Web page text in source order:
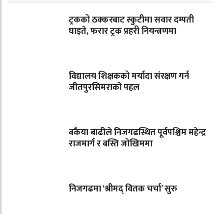
ट्रकको ठक्करबाट स्कुटीमा सवार दम्पती
घाइते, फरार ट्रक प्रहरी नियन्त्रणमा
विद्यालय शिक्षकको मर्यादा संरक्षण गर्न
जीतपुरसिमराको पहल
बकैया बाढीले निजगढस्थित पूर्वपश्चिम महेन्द्र
राजमार्ग र बस्ति जोखिममा
निजगढमा ‘श्रीमद् वितक चर्चा’ सुरु